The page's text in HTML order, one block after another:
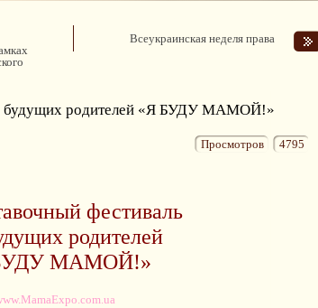
Всеукраинская неделя права
будущих родителей «Я БУДУ МАМОЙ!»
Просмотров 4795
фестиваль
родителей
МАМОЙ!»